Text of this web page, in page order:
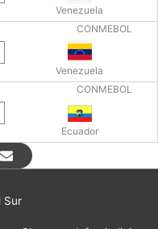
Venezuela
CONMEBOL
Venezuela
CONMEBOL
Ecuador
Sur